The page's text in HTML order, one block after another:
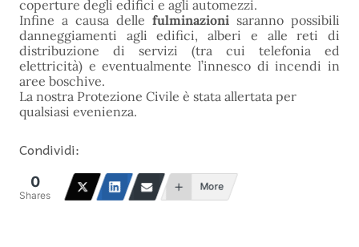
coperture degli edifici e agli automezzi.
Infine a causa delle fulminazioni saranno possibili
danneggiamenti agli edifici, alberi e alle reti di
distribuzione di servizi (tra cui telefonia ed
elettricità) e eventualmente l’innesco di incendi in
aree boschive.
La nostra Protezione Civile è stata allertata per
qualsiasi evenienza.
Condividi:
0
Shares
More